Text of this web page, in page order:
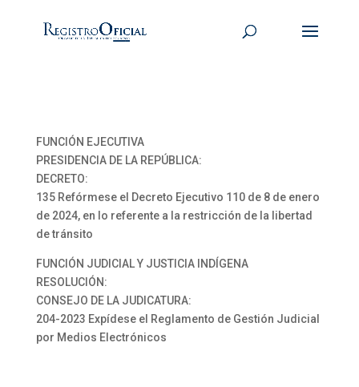
FUNCIÓN EJECUTIVA
PRESIDENCIA DE LA REPÚBLICA:
DECRETO:
135 Refórmese el Decreto Ejecutivo 110 de 8 de enero
de 2024, en lo referente a la restricción de la libertad
de tránsito
FUNCIÓN JUDICIAL Y JUSTICIA INDÍGENA
RESOLUCIÓN:
CONSEJO DE LA JUDICATURA:
204-2023 Expídese el Reglamento de Gestión Judicial
por Medios Electrónicos